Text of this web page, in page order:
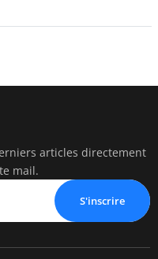
Business
articles directement
mail.
S'inscrire